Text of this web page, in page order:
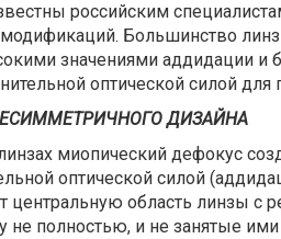
российским
Большинство
значениями аддидации и
оптической силой
ДИЗАЙНА
миопический дефокус
оптической силой
центральную область линзы с
полностью, и не занятые